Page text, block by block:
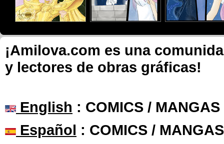
¡Amilova.com es una
y lectores de obras gráficas!
English : COMICS /
Español : COMICS /